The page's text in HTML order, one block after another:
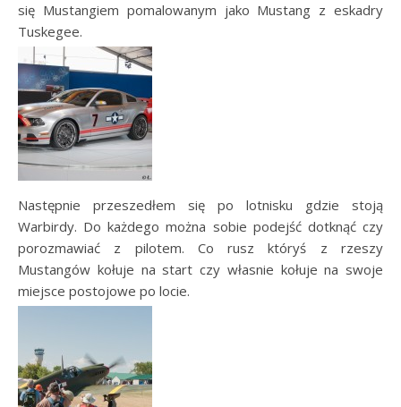
się Mustangiem pomalowanym jako Mustang z eskadry
Tuskegee.
Następnie przeszedłem się po lotnisku gdzie stoją
Warbirdy. Do każdego można sobie podejść dotknąć czy
porozmawiać z pilotem. Co rusz któryś z rzeszy
Mustangów kołuje na start czy własnie kołuje na swoje
miejsce postojowe po locie.